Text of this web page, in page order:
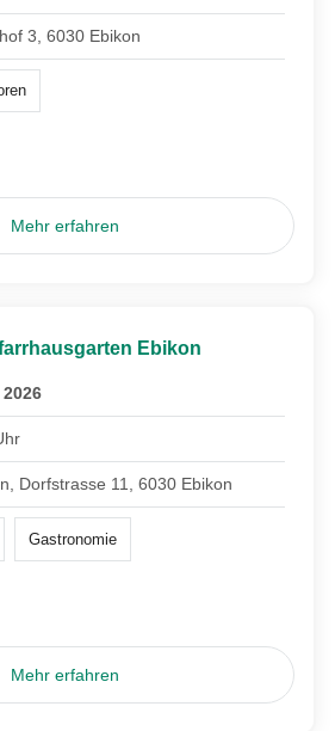
3, 6030 Ebikon
Mehr erfahren
Ebikon
Dorfstrasse 11, 6030 Ebikon
Gastronomie
Mehr erfahren